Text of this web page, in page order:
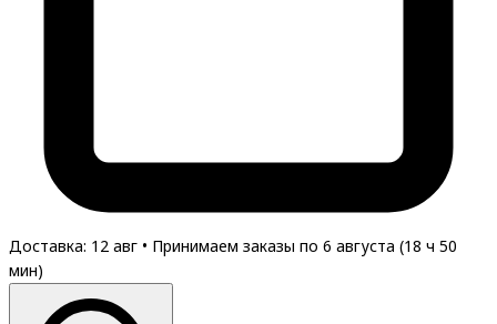
Доставка: 12 авг • Принимаем заказы по 6 августа (18 ч 50
мин)